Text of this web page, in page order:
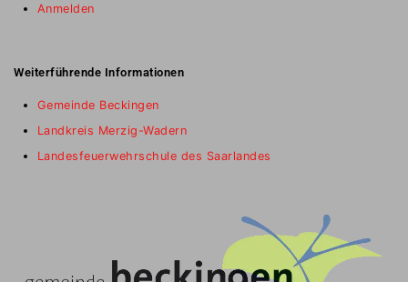
Anmelden
Weiterführende Informationen
Gemeinde Beckingen
Landkreis Merzig-Wadern
Landesfeuerwehrschule des Saarlandes